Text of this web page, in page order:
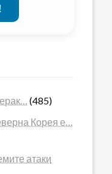
(485)
Корея е…
атаки